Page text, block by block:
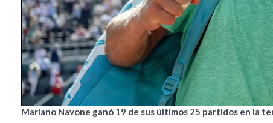
Mariano Navone ganó 19 de sus últimos 25 partidos en la